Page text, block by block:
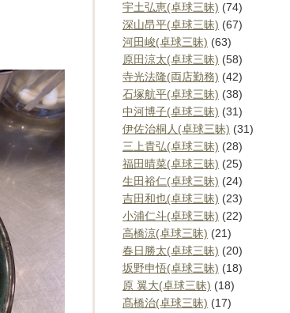
宇土弘恵(卓球三昧) (74)
深山昂平(卓球三昧) (67)
河田峻(卓球三昧) (63)
原田涼太(卓球三昧) (58)
寺光法隆(両店勤務) (42)
石塚航平(卓球三昧) (38)
中河博子(卓球三昧) (31)
伊佐治桐人(卓球三昧) (31)
三上貴弘(卓球三昧) (28)
福田晴菜(卓球三昧) (25)
生田裕仁(卓球三昧) (24)
吉田和也(卓球三昧) (23)
小浦仁斗(卓球三昧) (22)
高橋涼(卓球三昧) (21)
春日勝太(卓球三昧) (20)
坂野申悟(卓球三昧) (18)
原 翼大(卓球三昧) (18)
髙橋治(卓球三昧) (17)